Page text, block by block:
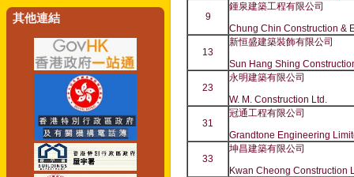
其他連結 9
鍾泉建築工程有限公司
Chung Chin Construction &
13
新恒盛建築裝飾有限公司
Sun Hang Shing
23
永明建築有限公司
W. M. Construction Ltd.
31
冠通工程有限公司
Grandtone Engineering
33
坤昌建築有限公司
Kwan Cheong Construction